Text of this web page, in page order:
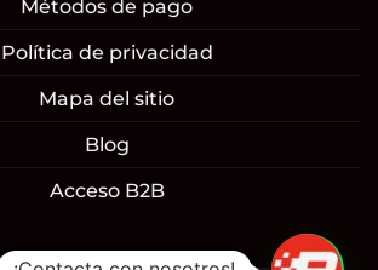
Métodos de pago
Política de privacidad
Mapa del sitio
Blog
Acceso B2B
1